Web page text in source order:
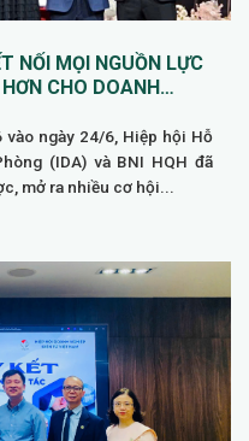
NỐI MỌI NGUỒN LỰC
CHO DOANH
ngày 24/6, Hiệp hội Hỗ
(IDA) và BNI HQH đã
mở ra nhiều cơ hội...